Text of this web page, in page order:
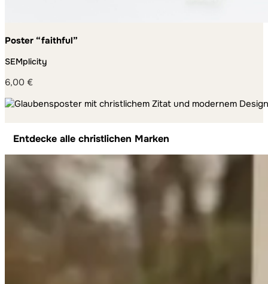
Poster “faithful”
SEMplicity
6,00 €
Entdecke alle christlichen Marken